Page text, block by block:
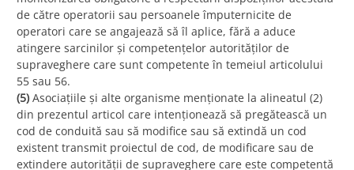
de către operatorii sau persoanele împuternicite de
operatori care se angajează să îl aplice, fără a aduce
atingere sarcinilor și competențelor autorităților de
supraveghere care sunt competente în temeiul articolului
55 sau 56.
(5) Asociațiile și alte organisme menționate la alineatul (2)
din prezentul articol care intenționează să pregătească un
cod de conduită sau să modifice sau să extindă un cod
existent transmit proiectul de cod, de modificare sau de
extindere autorității de supraveghere care este competentă